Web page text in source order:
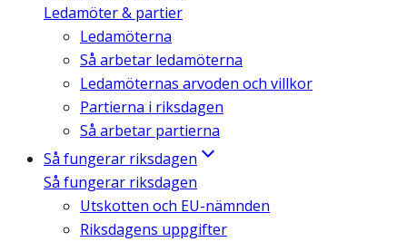
Ledamöter & partier
Ledamöterna
Så arbetar ledamöterna
Ledamöternas arvoden och villkor
Partierna i riksdagen
Så arbetar partierna
Så fungerar riksdagen
Så fungerar riksdagen
Utskotten och EU-nämnden
Riksdagens uppgifter